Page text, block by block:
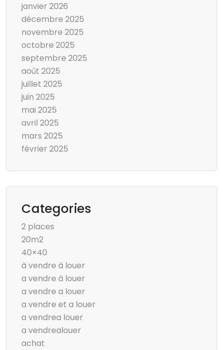
janvier 2026
décembre 2025
novembre 2025
octobre 2025
septembre 2025
août 2025
juillet 2025
juin 2025
mai 2025
avril 2025
mars 2025
février 2025
Categories
2 places
20m2
40×40
à vendre à louer
a vendre à louer
a vendre a louer
a vendre et a louer
a vendrea louer
a vendrealouer
achat